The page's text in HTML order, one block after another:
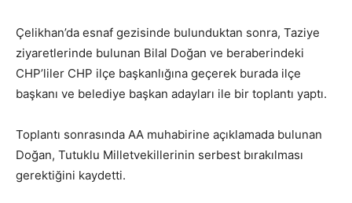
Çelikhan’da esnaf gezisinde bulunduktan sonra, Taziye
ziyaretlerinde bulunan Bilal Doğan ve beraberindeki
CHP’liler CHP ilçe başkanlığına geçerek burada ilçe
başkanı ve belediye başkan adayları ile bir toplantı yaptı.
Toplantı sonrasında AA muhabirine açıklamada bulunan
Doğan, Tutuklu Milletvekillerinin serbest bırakılması
gerektiğini kaydetti.